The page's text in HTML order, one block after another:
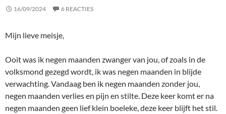
16/09/2024 6 REACTIES
Mijn lieve meisje,
Ooit was ik negen maanden zwanger van jou, of zoals in de
volksmond gezegd wordt, ik was negen maanden in blijde
verwachting. Vandaag ben ik negen maanden zonder jou,
negen maanden verlies en pijn en stilte. Deze keer komt er na
negen maanden geen lief klein boeleke, deze keer blijft het stil.